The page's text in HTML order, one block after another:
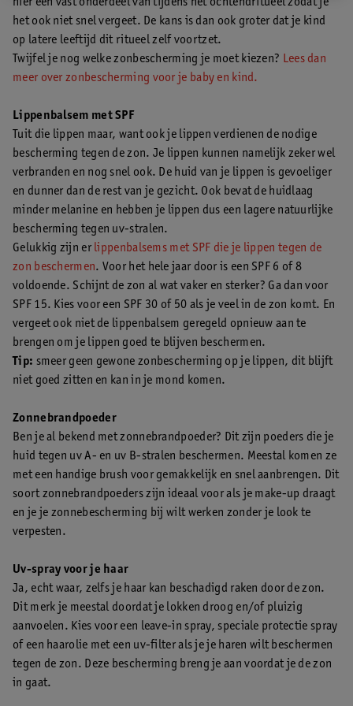
het ook niet snel vergeet. De kans is dan ook groter dat je kind
op latere leeftijd dit ritueel zelf voortzet.
Twijfel je nog welke zonbescherming je moet kiezen? Lees dan
meer over zonbescherming voor je baby en kind.
Lippenbalsem met SPF
Tuit die lippen maar, want ook je lippen verdienen de nodige
bescherming tegen de zon. Je lippen kunnen namelijk zeker wel
verbranden en nog snel ook. De huid van je lippen is gevoeliger
en dunner dan de rest van je gezicht. Ook bevat de huidlaag
minder melanine en hebben je lippen dus een lagere natuurlijke
bescherming tegen uv-stralen.
Gelukkig zijn er lippenbalsems met SPF die je lippen tegen de
zon beschermen. Voor het hele jaar door is een SPF 6 of 8
voldoende. Schijnt de zon al wat vaker en sterker? Ga dan voor
SPF 15. Kies voor een SPF 30 of 50 als je veel in de zon komt. En
vergeet ook niet de lippenbalsem geregeld opnieuw aan te
brengen om je lippen goed te blijven beschermen.
Tip: smeer geen gewone zonbescherming op je lippen, dit blijft
niet goed zitten en kan in je mond komen.
Zonnebrandpoeder
Ben je al bekend met zonnebrandpoeder? Dit zijn poeders die je
huid tegen uv A- en uv B-stralen beschermen. Meestal komen ze
met een handige brush voor gemakkelijk en snel aanbrengen. Dit
soort zonnebrandpoeders zijn ideaal voor als je make-up draagt
en je je zonnebescherming bij wilt werken zonder je look te
verpesten.
Uv-spray voor je haar
Ja, echt waar, zelfs je haar kan beschadigd raken door de zon.
Dit merk je meestal doordat je lokken droog en/of pluizig
aanvoelen. Kies voor een leave-in spray, speciale protectie spray
of een haarolie met een uv-filter als je je haren wilt beschermen
tegen de zon. Deze bescherming breng je aan voordat je de zon
in gaat.